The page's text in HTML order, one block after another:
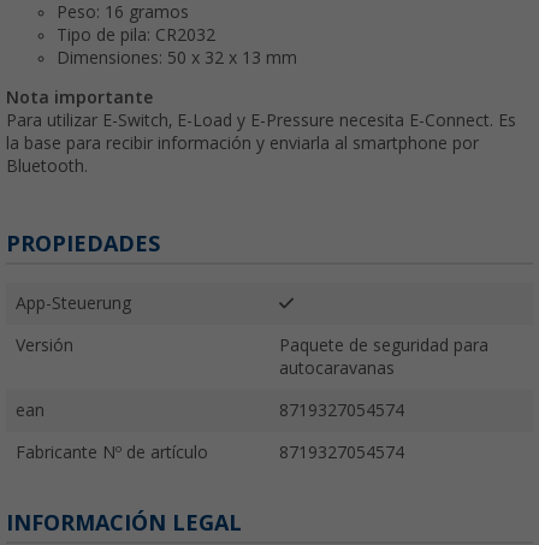
Peso: 16 gramos
Tipo de pila: CR2032
Dimensiones: 50 x 32 x 13 mm
Nota importante
Para utilizar E-Switch, E-Load y E-Pressure necesita E-Connect. Es
la base para recibir información y enviarla al smartphone por
Bluetooth.
PROPIEDADES
App-Steuerung
Versión
Paquete de seguridad para
autocaravanas
ean 8719327054574
Fabricante Nº de artículo 8719327054574
INFORMACIÓN LEGAL